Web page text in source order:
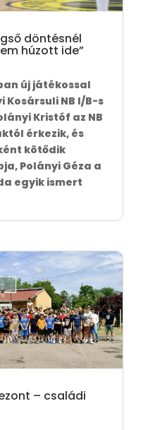
döntésnél
húzott ide”
új játékossal
Kosársuli NB I/B-s
Kristóf az NB
érkezik, és
kötődik
Polányi Géza a
egyik ismert
– családi